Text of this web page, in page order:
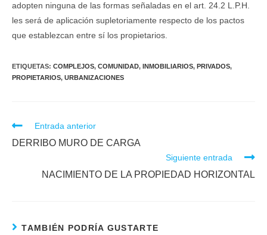
adopten ninguna de las formas señaladas en el art. 24.2 L.P.H.
les será de aplicación supletoriamente respecto de los pactos
que establezcan entre sí los propietarios.
ETIQUETAS: COMPLEJOS, COMUNIDAD, INMOBILIARIOS, PRIVADOS,
PROPIETARIOS, URBANIZACIONES
Leer
artículos
Entrada anterior
DERRIBO MURO DE CARGA
Siguiente entrada
NACIMIENTO DE LA PROPIEDAD HORIZONTAL
TAMBIÉN PODRÍA GUSTARTE